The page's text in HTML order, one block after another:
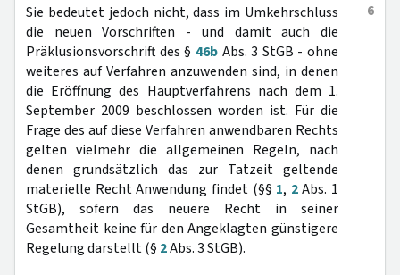
6
Sie bedeutet jedoch nicht, dass im Umkehrschluss
die neuen Vorschriften - und damit auch die
Präklusionsvorschrift des § 46bAbs. 3 StGB - ohne
weiteres auf Verfahren anzuwenden sind, in denen
die Eröffnung des Hauptverfahrens nach dem 1.
September 2009 beschlossen worden ist. Für die
Frage des auf diese Verfahren anwendbaren Rechts
gelten vielmehr die allgemeinen Regeln, nach
denen grundsätzlich das zur Tatzeit geltende
materielle Recht Anwendung findet (§§ 1, 2Abs. 1
StGB), sofern das neuere Recht in seiner
Gesamtheit keine für den Angeklagten günstigere
Regelung darstellt (§ 2Abs. 3 StGB).